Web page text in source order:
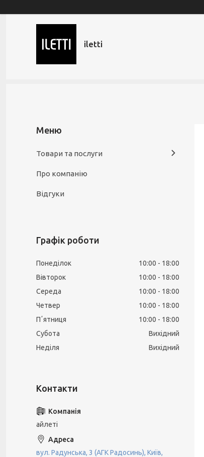
iletti
Товари та послуги
Про компанію
Відгуки
Графік роботи
Понеділок 10:00
18:00
Вівторок
10:00
18:00
Середа
10:00
18:00
Четвер
10:00
18:00
Пʼятниця
10:00
18:00
Субота
Вихідний
Неділя
Вихідний
айлеті
вул. Радунська, 3 (АГК Радосинь), Київ,